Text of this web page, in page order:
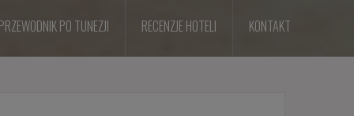
PO TUNEZJI RECENZJE HOTELI KONTAKT